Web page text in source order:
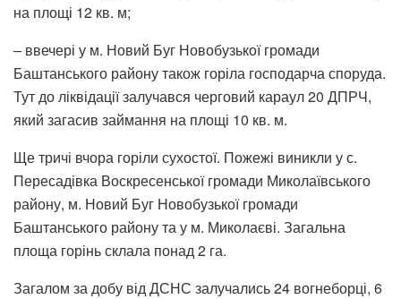
на площі 12 кв. м;
– ввечері у м. Новий Буг Новобузької громади
Баштанського району також горіла господарча споруда.
Тут до ліквідації залучався черговий караул 20 ДПРЧ,
який загасив займання на площі 10 кв. м.
Ще тричі вчора горіли сухостої. Пожежі виникли у с.
Пересадівка Воскресенської громади Миколаївського
району, м. Новий Буг Новобузької громади
Баштанського району та у м. Миколаєві. Загальна
площа горінь склала понад 2 га.
Загалом за добу від ДСНС залучались 24 вогнеборці, 6